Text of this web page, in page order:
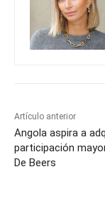
Artículo anterior
Angola aspira a
participación
De Beers